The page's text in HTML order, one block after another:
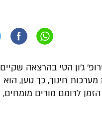
ג'ון הטי בהרצאה שקיים
חינוך, כך טען, הוא
לרומם מורים מומחים,